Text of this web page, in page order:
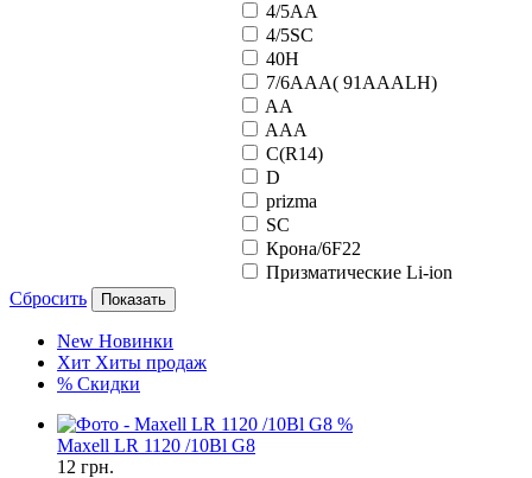
4/5AA
4/5SC
40H
7/6AAA( 91AAALH)
AA
AAA
C(R14)
D
prizma
SC
Крона/6F22
Призматические Li-ion
Сбросить
Показать
New Новинки
Хит Хиты продаж
% Скидки
%
Maxell LR 1120 /10Bl G8
12 грн.